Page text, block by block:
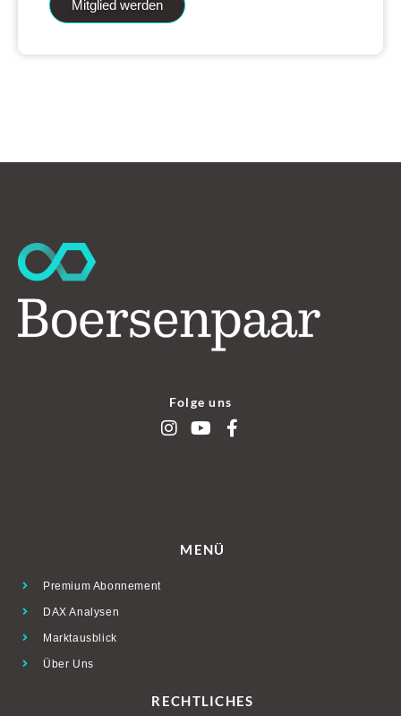
Mitglied werden
Folge uns
MENÜ
Premium Abonnement
DAX Analysen
Marktausblick
Über Uns
RECHTLICHES